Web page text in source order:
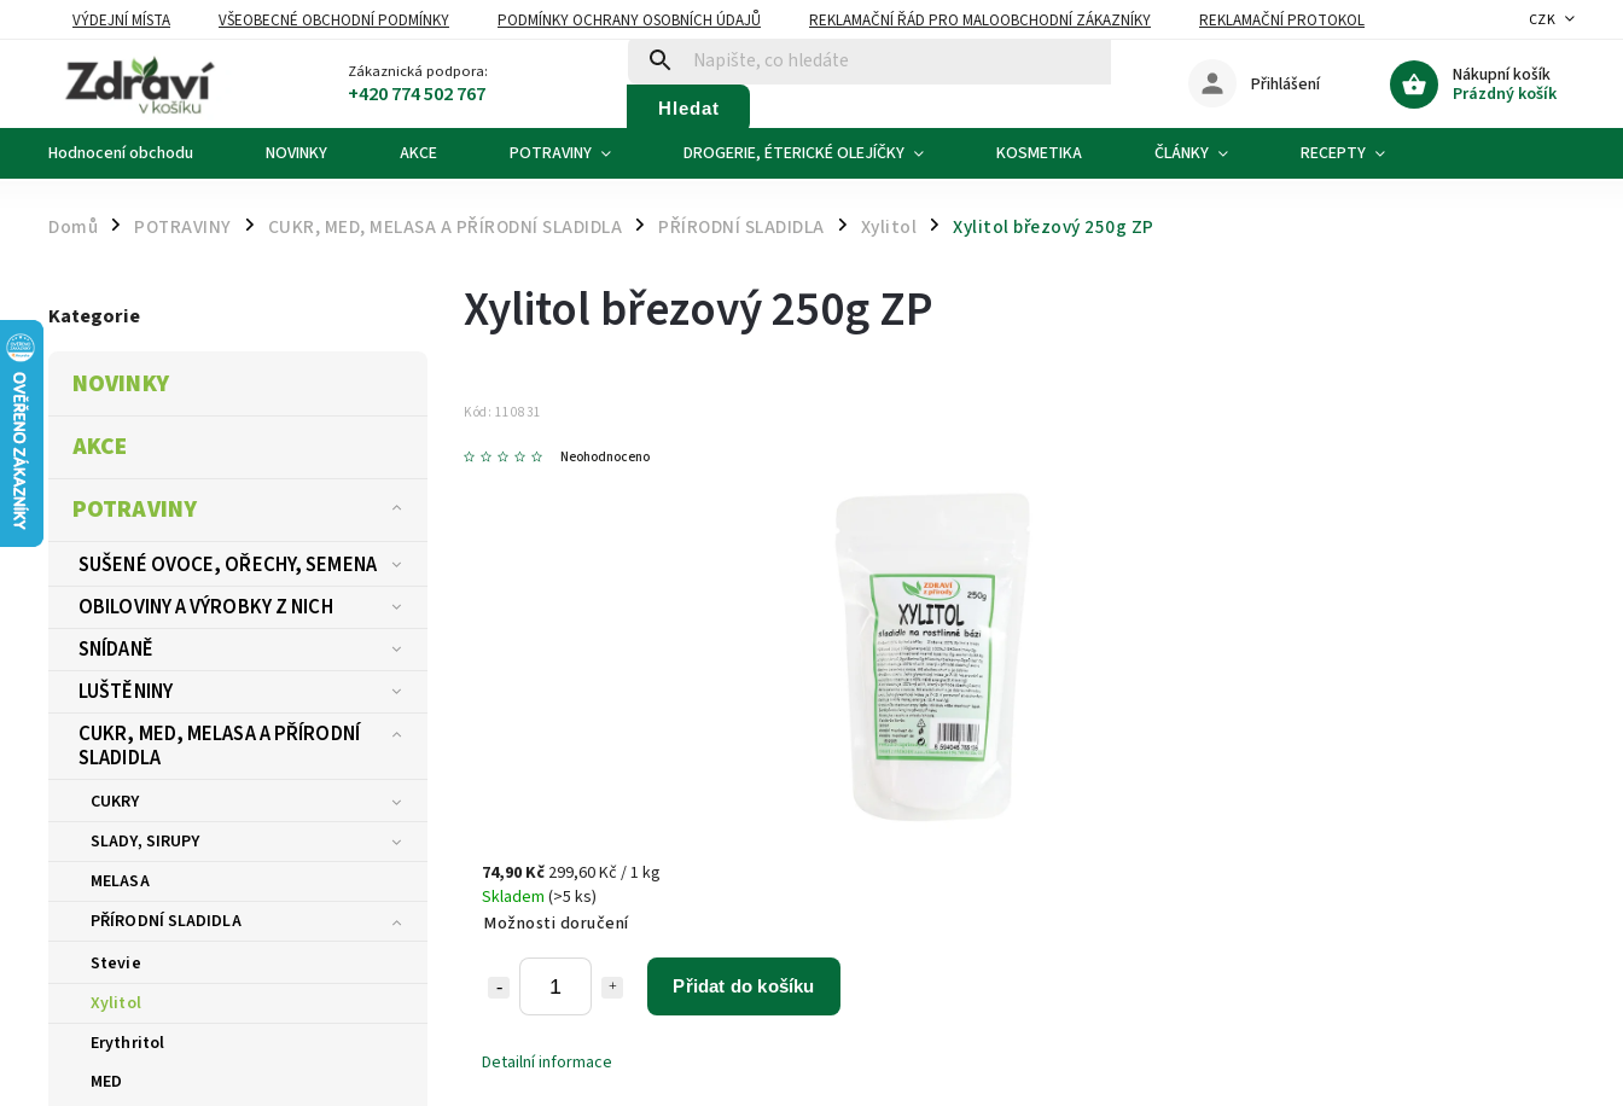
VÝDEJNÍ MÍSTA VŠEOBECNÉ OBCHODNÍ PODMÍNKY PODMÍNKY OCHRANY OSOBNÍCH ÚDAJŮ REKLAMAČNÍ ŘÁD PRO MALOOBCHODNÍ ZÁKAZNÍKY
REKLAMAČNÍ PROTOKOL
OZNÁMENÍ O ODSTOUPENÍ OD KUPNÍ SMLOUVY
KONTAKTY
CZK
Zákaznická podpora:
+420 774 502 767 Hledat
Nákupní košík
Prázdný košík
Přihlášení
Hodnocení obchodu NOVINKY AKCE POTRAVINY DROGERIE, ÉTERICKÉ OLEJÍČKY KOSMETIKA ČLÁNKY RECEPTY
Domů / POTRAVINY / CUKR, MED, MELASA A PŘÍRODNÍ SLADIDLA / PŘÍRODNÍ SLADIDLA / Xylitol / Xylitol březový 250g ZP
Kategorie
NOVINKY
AKCE
POTRAVINY
SUŠENÉ OVOCE, OŘECHY, SEMENA
OBILOVINY A VÝROBKY Z NICH
SNÍDANĚ
LUŠTĚNINY
CUKR, MED, MELASA A PŘÍRODNÍ
SLADIDLA
CUKRY
SLADY, SIRUPY
MELASA
PŘÍRODNÍ SLADIDLA
Stevie
Xylitol
Erythritol
MED
Xylitol březový 250g ZP
Kód: 110831
Neohodnoceno
74,90 Kč 299,60 Kč / 1 kg
Skladem (>5 ks)
Možnosti doručení
Přidat do košíku
Detailní informace